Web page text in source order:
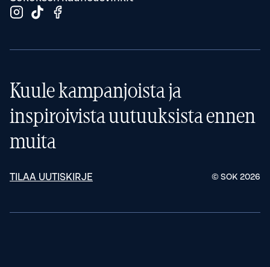
Kuule kampanjoista ja
inspiroivista uutuuksista ennen
muita
TILAA UUTISKIRJE © SOK 2026